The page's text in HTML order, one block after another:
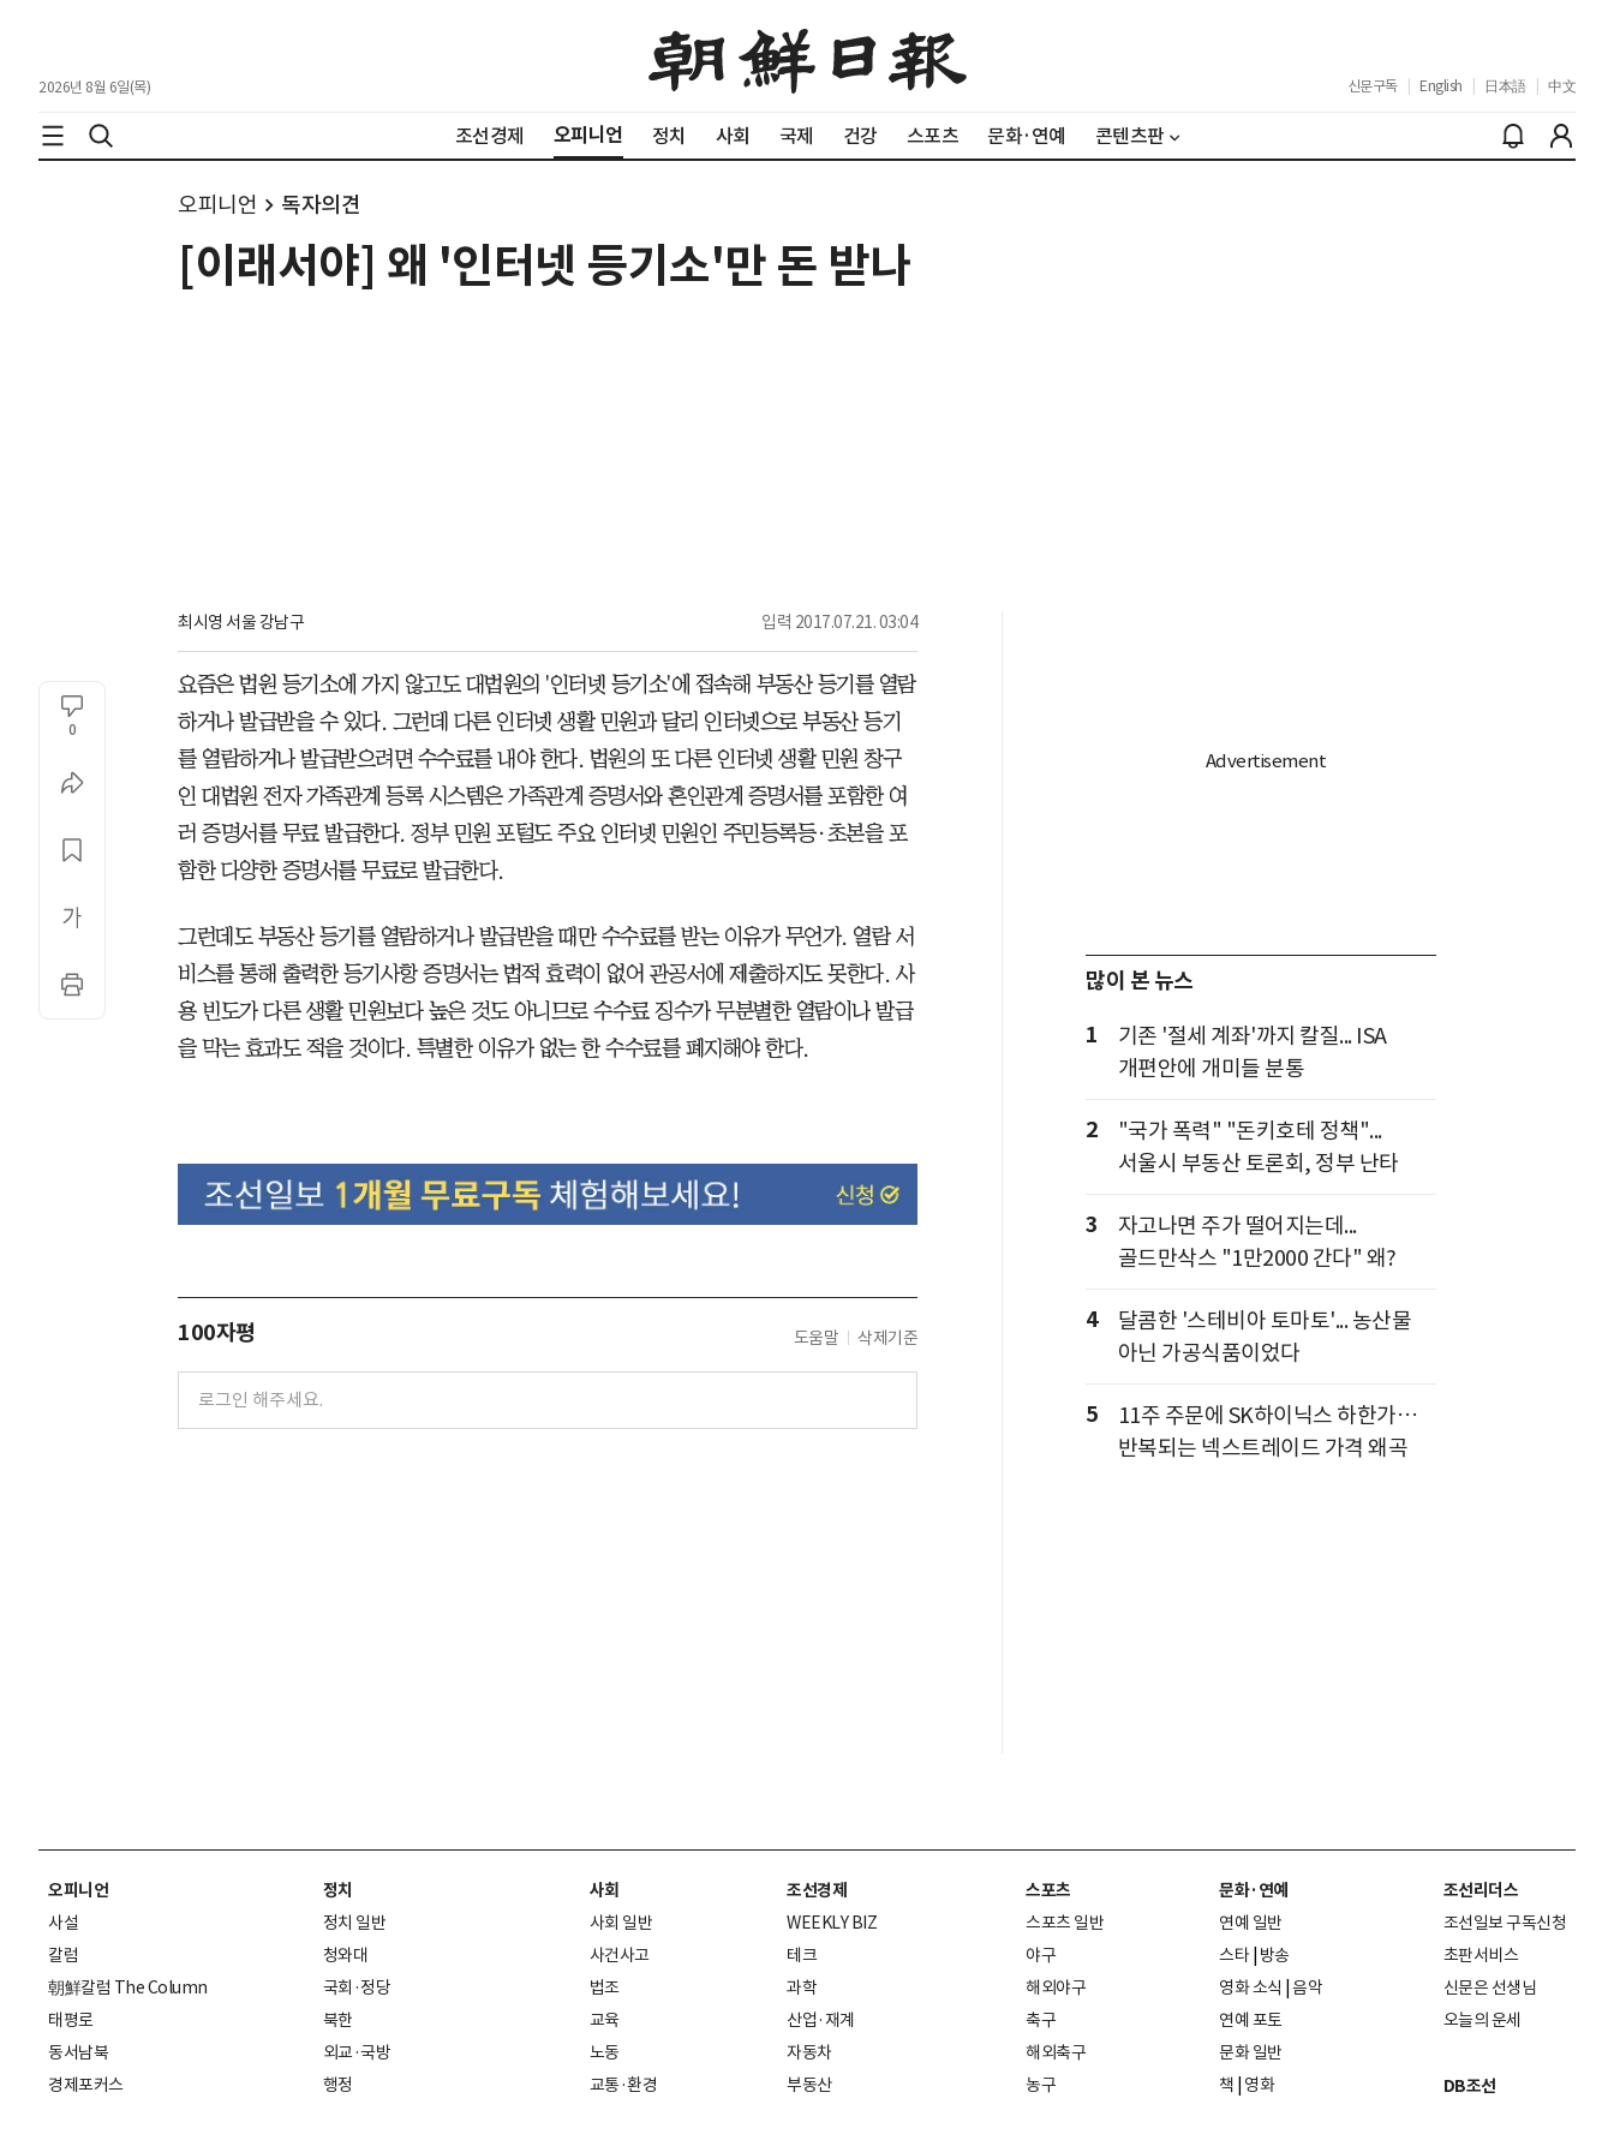
2026년 8월 6일(목) 신문구독 English 日本語 中文
조선경제 오피니언 정치 사회 국제 건강 스포츠 문화·연예 콘텐츠판
오피니언 독자의견
[이래서야] 왜 '인터넷 등기소'만 돈 받나
최시영 서울 강남구 입력 2017.07.21. 03:04
0
요즘은 법원 등기소에 가지 않고도 대법원의 '인터넷 등기소'에 접속해 부동산 등기를 열람
하거나 발급받을 수 있다. 그런데 다른 인터넷 생활 민원과 달리 인터넷으로 부동산 등기
를 열람하거나 발급받으려면 수수료를 내야 한다. 법원의 또 다른 인터넷 생활 민원 창구
인 대법원 전자 가족관계 등록 시스템은 가족관계 증명서와 혼인관계 증명서를 포함한 여
러 증명서를 무료 발급한다. 정부 민원 포털도 주요 인터넷 민원인 주민등록등·초본을 포
함한 다양한 증명서를 무료로 발급한다.
그런데도 부동산 등기를 열람하거나 발급받을 때만 수수료를 받는 이유가 무언가. 열람 서
비스를 통해 출력한 등기사항 증명서는 법적 효력이 없어 관공서에 제출하지도 못한다. 사
용 빈도가 다른 생활 민원보다 높은 것도 아니므로 수수료 징수가 무분별한 열람이나 발급
을 막는 효과도 적을 것이다. 특별한 이유가 없는 한 수수료를 폐지해야 한다.
100자평 도움말 삭제기준
많이 본 뉴스
1
기존 '절세 계좌'까지 칼질... ISA
개편안에 개미들 분통
2
"국가 폭력" "돈키호테 정책"...
서울시 부동산 토론회, 정부 난타
3
자고나면 주가 떨어지는데...
골드만삭스 "1만2000 간다" 왜?
4
달콤한 '스테비아 토마토'... 농산물
아닌 가공식품이었다
5
11주 주문에 SK하이닉스 하한가…
반복되는 넥스트레이드 가격 왜곡
오피니언
사설
칼럼
朝鮮칼럼 The Column
태평로
동서남북
경제포커스
정치
정치 일반
청와대
국회·정당
북한
외교·국방
행정
사회
사회 일반
사건사고
법조
교육
노동
교통·환경
조선경제
WEEKLY BIZ
테크
과학
산업·재계
자동차
부동산
스포츠
스포츠 일반
야구
해외야구
축구
해외축구
농구
문화·연예
연예 일반
스타 방송
영화 소식 음악
연예 포토
문화 일반
책
영화
조선리더스
조선일보 구독신청
초판서비스
신문은 선생님
오늘의 운세
DB조선